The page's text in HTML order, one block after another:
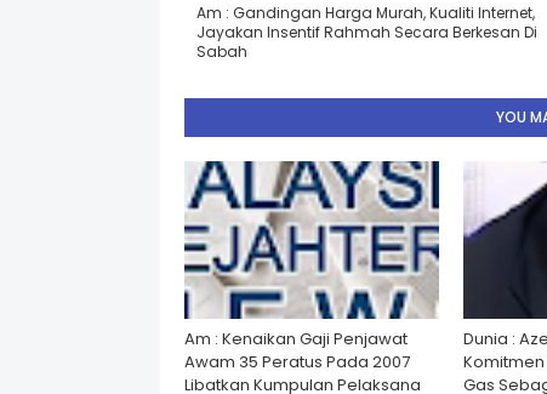
Am : Gandingan Harga Murah, Kualiti Internet,
Jayakan Insentif Rahmah Secara Berkesan Di
Sabah
YOU
Am : Kenaikan Gaji Penjawat
Awam 35 Peratus Pada 2007
Libatkan Kumpulan Pelaksana
Dunia :
Gas